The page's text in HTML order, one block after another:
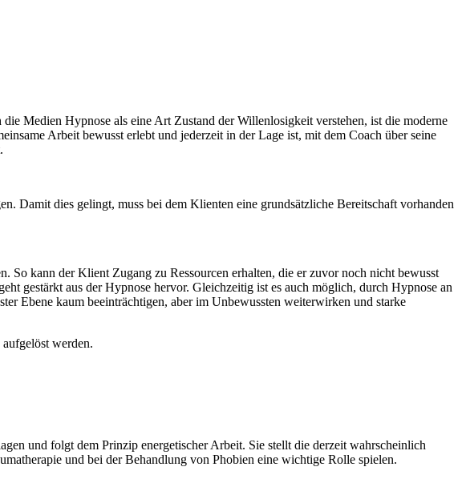
Medien Hypnose als eine Art Zustand der Willenlosigkeit verstehen, ist die moderne
Arbeit bewusst erlebt und jederzeit in der Lage ist, mit dem Coach über seine
Damit dies gelingt, muss bei dem Klienten eine grundsätzliche Bereitschaft vorhanden
So kann der Klient Zugang zu Ressourcen erhalten, die er zuvor noch nicht bewusst
gestärkt aus der Hypnose hervor. Gleichzeitig ist es auch möglich, durch Hypnose an
Ebene kaum beeinträchtigen, aber im Unbewussten weiterwirken und starke
werden.
und folgt dem Prinzip energetischer Arbeit. Sie stellt die derzeit wahrscheinlich
und bei der Behandlung von Phobien eine wichtige Rolle spielen.